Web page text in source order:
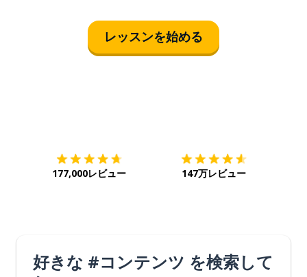
レッスンを始める
177,000レビュー 147万レビュー
好きな #コンテンツ を検索して